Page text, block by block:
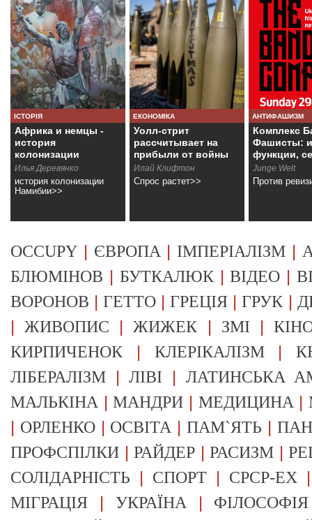
ІСТОРІЯ
Африка и немцы -
история
колонизации
Намибии
Илья Деревянко
история колонизации
Намибии>>
ЕКОНОМІКА
Уолл-стрит
рассчитывает на
прибыли от войны
Илай Клифтон
Спрос растет>>
АНТИФАШИЗМ
Комплекс
Фашисты:
функции,
Junge Welt
Против
OCCUPY | ЄВРОПА | ІМПЕРІАЛІЗМ |
БЛЮМІНОВ | БУТКАЛЮК|ВІДЕО |
ВОРОНОВ |ГЕТТО |ГРЕЦІЯ |ГРУК |
|ЖИВОПИС |ЖИЖЕК | ЗМІ |
КИРПИЧЕНОК | КЛЕРІКАЛІЗМ|
ЛІБЕРАЛІЗМ |ЛІВІ | ЛАТИНСЬКА
МАЛЬКІНА |МАНДРИ | МЕДИЦИНА |
| ОРЛЕНКО| ОСВІТА |ПАМ`ЯТЬ |
ПРОФСПІЛКИ |РАЙДЕР |РАСИЗМ |
СОЛІДАРНІСТЬ | СПОРТ | СРСР-EX
МІГРАЦІЯ | УКРАЇНА | ФІЛОСОФІЯ